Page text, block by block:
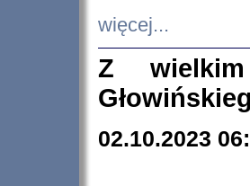
więcej...
Z
02.10.2023